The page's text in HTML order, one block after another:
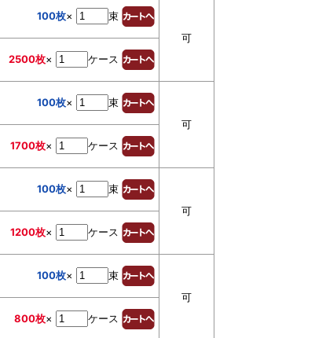
100枚×
束
可
2500枚× ケース
100枚×
束
可
1700枚× ケース
100枚×
束
可
1200枚× ケース
100枚×
束
可
800枚× ケース